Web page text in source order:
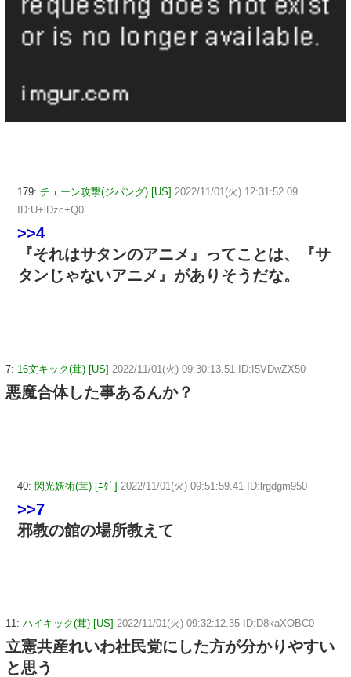
179: チェーン攻撃(ジパング) [US] 2022/11/01(火) 12:31:52.09
ID:U+lDzc+Q0
>>4
『それはサタンのアニメ』ってことは、『サ
タンじゃないアニメ』がありそうだな。
7: 16文キック(茸) [US] 2022/11/01(火) 09:30:13.51 ID:I5VDwZX50
悪魔合体した事あるんか？
40: 閃光妖術(茸) [ﾆﾀﾞ] 2022/11/01(火) 09:51:59.41 ID:lrgdgm950
>>7
邪教の館の場所教えて
11: ハイキック(茸) [US] 2022/11/01(火) 09:32:12.35 ID:D8kaXOBC0
立憲共産れいわ社民党にした方が分かりやすい
と思う